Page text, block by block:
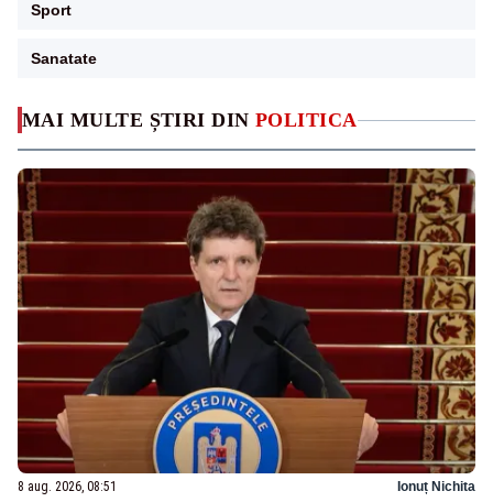
MAI MULTE ȘTIRI DIN POLITICA
8 aug. 2026, 08:51 Ionuț Nichita
Sport
Sanatate